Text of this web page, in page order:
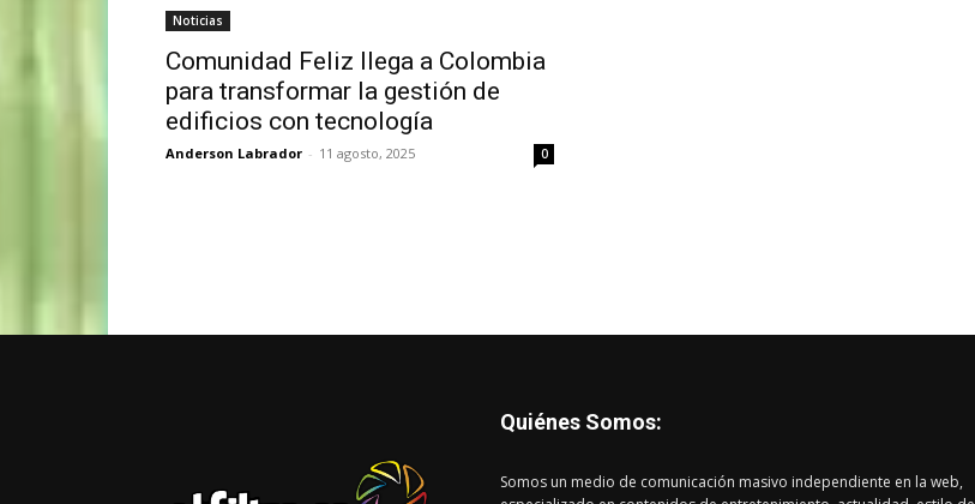
Noticias
Comunidad Feliz llega a Colombia
para transformar la gestión de
edificios con tecnología
Anderson Labrador - 11 agosto, 2025 0
Quiénes Somos:
Somos un medio de comunicación masivo independiente en la web,